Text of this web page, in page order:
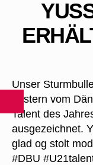
Unser
gestern vom
Talent des
ausgezeichnet.
glad og stolt
‪#‎DBU‬